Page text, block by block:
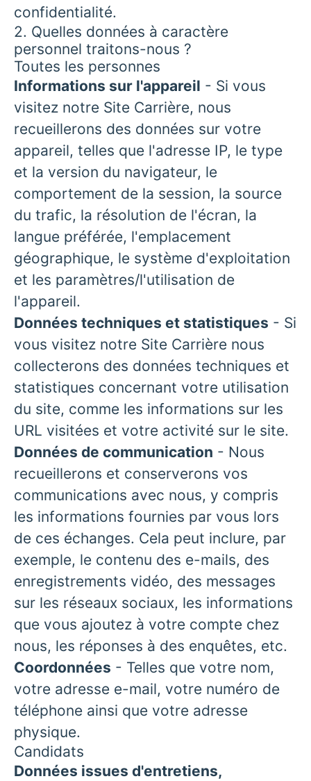
confidentialité.
2. Quelles données à caractère
personnel traitons-nous ?
Toutes les personnes
Informations sur l'appareil - Si vous
visitez notre Site Carrière, nous
recueillerons des données sur votre
appareil, telles que l'adresse IP, le type
et la version du navigateur, le
comportement de la session, la source
du trafic, la résolution de l'écran, la
langue préférée, l'emplacement
géographique, le système d'exploitation
et les paramètres/l'utilisation de
l'appareil.
Données techniques et statistiques - Si
vous visitez notre Site Carrière nous
collecterons des données techniques et
statistiques concernant votre utilisation
du site, comme les informations sur les
URL visitées et votre activité sur le site.
Données de communication - Nous
recueillerons et conserverons vos
communications avec nous, y compris
les informations fournies par vous lors
de ces échanges. Cela peut inclure, par
exemple, le contenu des e-mails, des
enregistrements vidéo, des messages
sur les réseaux sociaux, les informations
que vous ajoutez à votre compte chez
nous, les réponses à des enquêtes, etc.
Coordonnées - Telles que votre nom,
votre adresse e-mail, votre numéro de
téléphone ainsi que votre adresse
physique.
Candidats
Données issues d'entretiens,